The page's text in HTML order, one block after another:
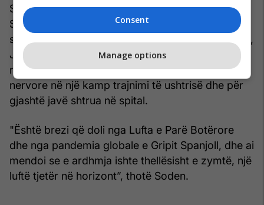
Streatfeild - ndoshta seksuale - përpara se
Streatfeild të vdiste nga ethet në llogoret e Luftës
së Parë Botërore. Miku tjetër i ngushtë i Cowardit,
John Ekins, gjithashtu vdiq në luftë. Në vitin 1918,
në moshën 18-vjeçare, Cowardi pati një krizë
nervore në një kamp trajnimi të ushtrisë dhe për
gjashtë javë shtrua në spital.
"Është brezi që doli nga Lufta e Parë Botërore
dhe nga pandemia globale e Gripit Spanjoll, dhe ai
mendoi se e ardhmja ishte thellësisht e zymtë, një
luftë tjetër në horizont”, thotë Soden.
Consent
Manage options